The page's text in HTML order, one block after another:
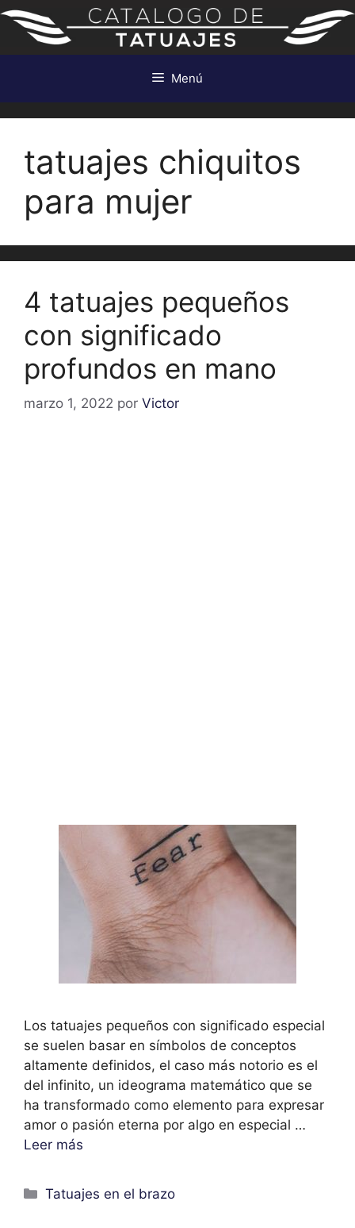
Saltar
contenido
Menú
tatuajes chiquitos
para mujer
4 tatuajes pequeños
con significado
profundos en mano
marzo 1, 2022 por Victor
Los tatuajes pequeños con significado especial
se suelen basar en símbolos de conceptos
altamente definidos, el caso más notorio es el
del infinito, un ideograma matemático que se
ha transformado como elemento para expresar
amor o pasión eterna por algo en especial …
Leer más
Categorías
Tatuajes en el brazo